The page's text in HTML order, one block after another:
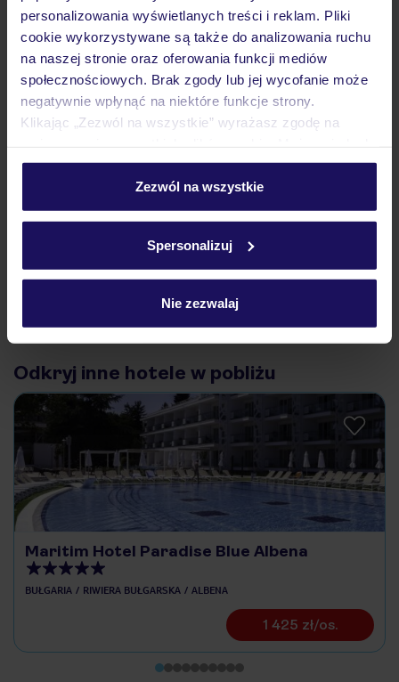
personalizowania wyświetlanych treści i reklam. Pliki
cookie wykorzystywane są także do analizowania ruchu
na naszej stronie oraz oferowania funkcji mediów
społecznościowych. Brak zgody lub jej wycofanie może
negatywnie wpłynąć na niektóre funkcje strony.
Klikając „Zezwól na wszystkie” wyrażasz zgodę na
personalizować swój wybór wchodząc w zakładkę
Szczegółowe informacje o plikach cookie znajdziesz
Zezwól na wszystkie
Spersonalizuj
Nie zezwalaj
Atrakcje
Ważne informacje
Często zadawane pytania
Jak zmienić uczestników/osobę zgłaszającą?
Czy w Hotelu będzie przedstawiciel TUI?
pokładowe/bilety lotnicze?
Zobacz więcej
Odkryj inne hotele w pobliżu
Maritim Hotel Paradise Blue Albena
BUŁGARIA RIWIERA BUŁGARSKA ALBENA
1 425 zł/os.